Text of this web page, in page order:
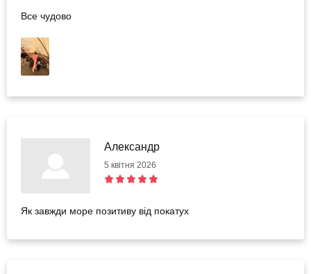
Все чудово
Александр
5 квітня 2026
Як завжди море позитиву від покатух